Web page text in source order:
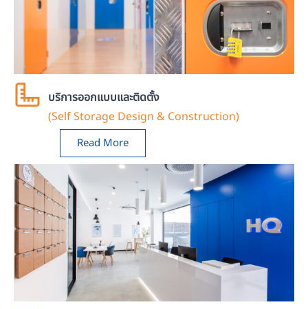
บริการออกแบบและติดตั้ง
(Self Storage Design & Construction)
Read More